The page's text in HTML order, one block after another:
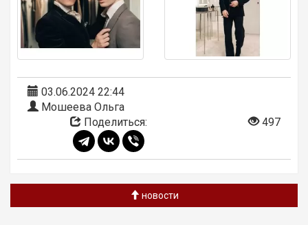
03.06.2024 22:44
Мошеева Ольга
Поделиться:
497
новости